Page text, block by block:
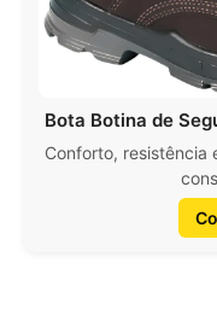
Bota Botina de
Conforto,